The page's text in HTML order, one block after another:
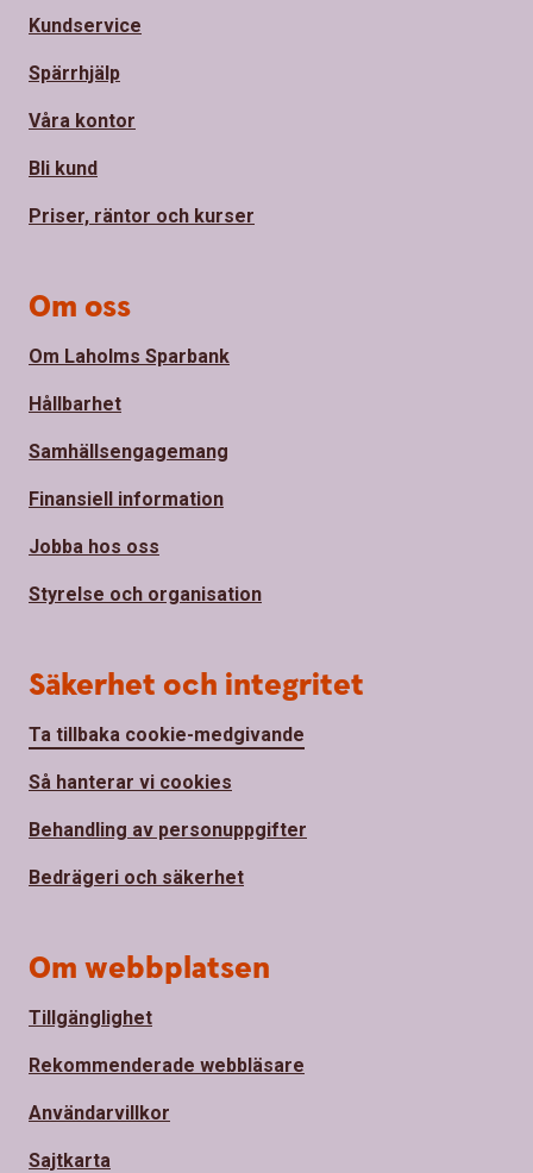
Kundservice
Spärrhjälp
Våra kontor
Bli kund
Priser, räntor och kurser
Om oss
Om Laholms Sparbank
Hållbarhet
Samhällsengagemang
Finansiell information
Jobba hos oss
Styrelse och organisation
Säkerhet och integritet
Ta tillbaka cookie-medgivande
Så hanterar vi cookies
Behandling av personuppgifter
Bedrägeri och säkerhet
Om webbplatsen
Tillgänglighet
Rekommenderade webbläsare
Användarvillkor
Sajtkarta